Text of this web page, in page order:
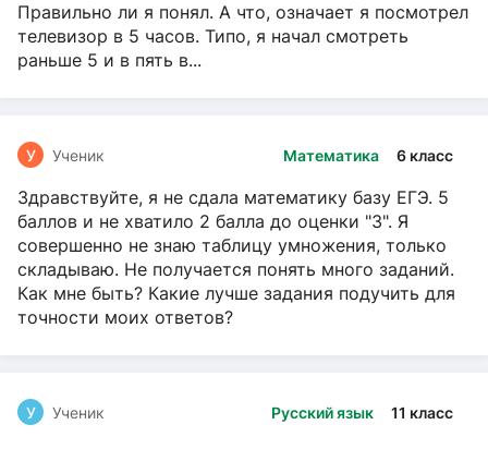
Правильно ли я понял. А что, означает я посмотрел
телевизор в 5 часов. Типо, я начал смотреть
раньше 5 и в пять в...
Математика 6 класс
У Ученик
Здравствуйте, я не сдала математику базу ЕГЭ. 5
баллов и не хватило 2 балла до оценки "3". Я
совершенно не знаю таблицу умножения, только
складываю. Не получается понять много заданий.
Как мне быть? Какие лучше задания подучить для
точности моих ответов?
Русский язык 11 класс
У Ученик